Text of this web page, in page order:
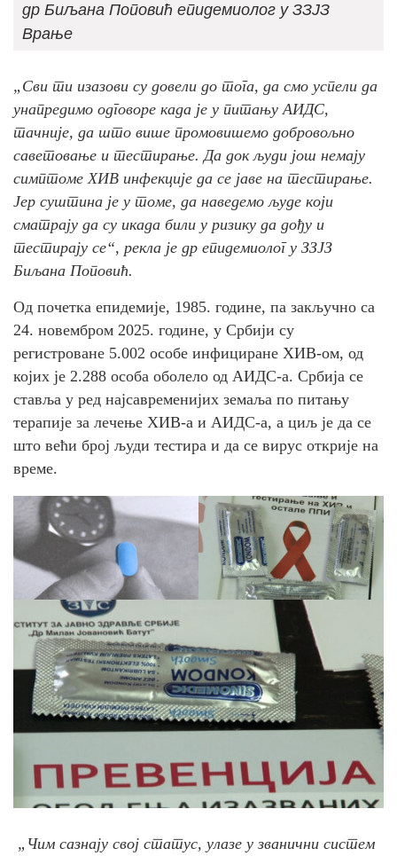
др Биљана Поповић епидемиолог у ЗЗЈЗ
Врање
„Сви ти изазови су довели до тога, да смо успели да
унапредимо одговоре када је у питању АИДС,
тачније, да што више промовишемо добровољно
саветовање и тестирање. Да док људи још немају
симптоме ХИВ инфекције да се јаве на тестирање.
Јер суштина је у томе, да наведемо људе који
сматрају да су икада били у ризику да дођу и
тестирају се“, рекла је др епидемиолог у ЗЗЈЗ
Биљана Поповић.
Од почетка епидемије, 1985. године, па закључно са
24. новембром 2025. године, у Србији су
регистроване 5.002 особе инфициране ХИВ-ом, од
којих је 2.288 особа оболело од АИДС-а. Србија се
ставља у ред најсавременијих земаља по питању
терапије за лечење ХИВ-а и АИДС-а, а циљ је да се
што већи број људи тестира и да се вирус открије на
време.
„Чим сазнају свој статус, улазе у званични систем